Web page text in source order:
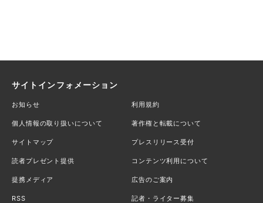
サイトインフォメーション
お知らせ 利用規約
個人情報の取り扱いについて 著作権と転載について
サイトマップ プレスリリース受付
読者プレゼント提供 コンテンツ利用について
提携メディア 広告のご案内
RSS 記者・ライター募集